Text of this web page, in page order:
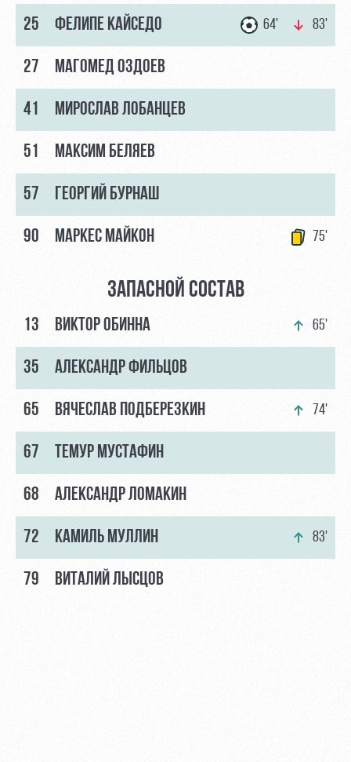
25 ФЕЛИПЕ КАЙСЕДО 64' 83'
27 МАГОМЕД ОЗДОЕВ
41 МИРОСЛАВ ЛОБАНЦЕВ
51 МАКСИМ БЕЛЯЕВ
57 ГЕОРГИЙ БУРНАШ
90 МАРКЕС МАЙКОН 75'
ЗАПАСНОЙ СОСТАВ
13 ВИКТОР ОБИННА 65'
35 АЛЕКСАНДР ФИЛЬЦОВ
65 ВЯЧЕСЛАВ ПОДБЕРЕЗКИН 74'
67 ТЕМУР МУСТАФИН
68 АЛЕКСАНДР ЛОМАКИН
72 КАМИЛЬ МУЛЛИН 83'
79 ВИТАЛИЙ ЛЫСЦОВ